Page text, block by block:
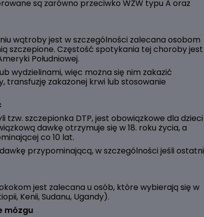
są zarówno przeciwko WZW typu A oraz
wątroby jest w szczególności zalecana osobom
szczepione. Częstość spotykania tej choroby jest
Południowej.
wydzielinami, więc można się nim zakazić
transfuzję zakażonej krwi lub stosowanie
tzw. szczepionka DTP, jest obowiązkowe dla dzieci
dawkę otrzymuje się w 18. roku życia, a
co 10 lat.
przypominającą, w szczególności jeśli ostatni
jest zalecana u osób, które wybierają się w
Kenii, Sudanu, Ugandy).
mózgu